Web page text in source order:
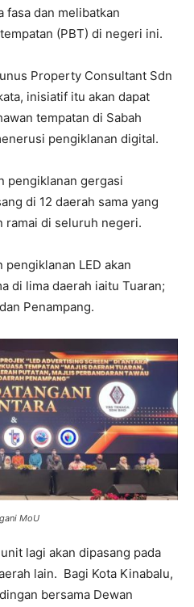
fasa dan melibatkan
(PBT) di negeri ini.
Property Consultant Sdn
inisiatif itu akan dapat
tempatan di Sabah
pengiklanan digital.
pengiklanan gergasi
di 12 daerah sama yang
ramai di seluruh negeri.
LED akan
di lima daerah iaitu Tuaran;
Penampang.
MoU
lagi akan dipasang pada
lain. Bagi Kota Kinabalu,
bersama Dewan